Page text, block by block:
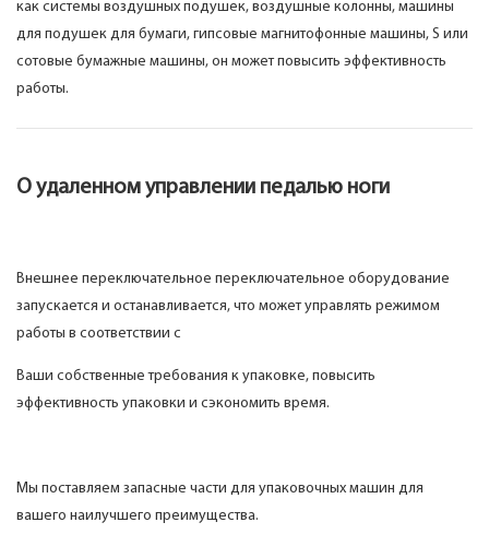
как системы воздушных подушек, воздушные колонны, машины
для подушек для бумаги, гипсовые магнитофонные машины, S или
сотовые бумажные машины, он может повысить эффективность
работы.
О удаленном управлении педалью ноги
Внешнее переключательное переключательное оборудование
запускается и останавливается, что может управлять режимом
работы в соответствии с
Ваши собственные требования к упаковке, повысить
эффективность упаковки и сэкономить время.
Мы поставляем запасные части для упаковочных машин для
вашего наилучшего преимущества.